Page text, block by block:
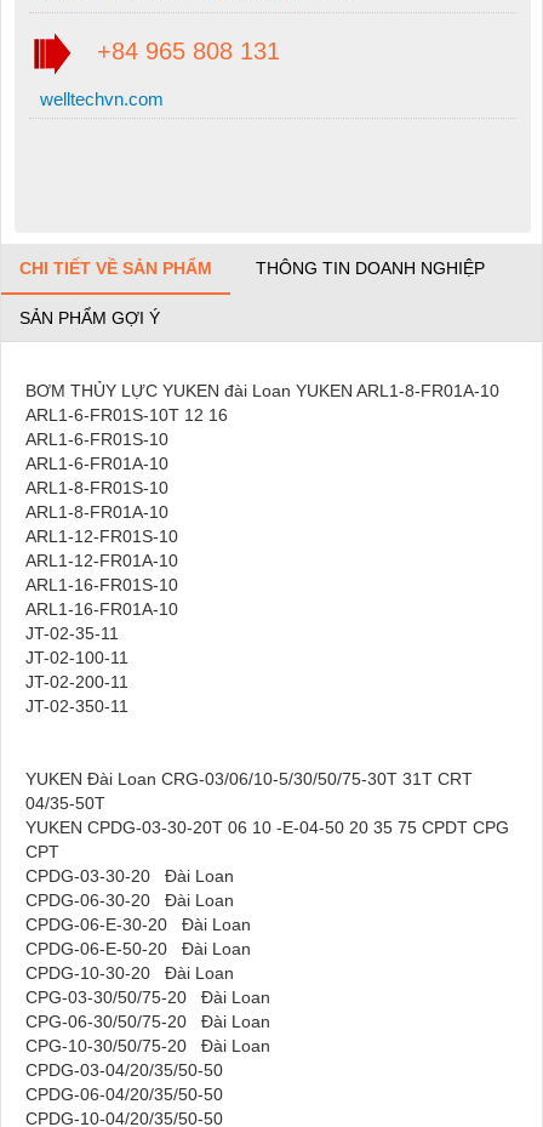
+84 965 808 131
welltechvn.com
CHI TIẾT VỀ SẢN PHẨM THÔNG TIN DOANH NGHIỆP
SẢN PHẨM GỢI Ý
BƠM THỦY LỰC YUKEN đài Loan YUKEN ARL1-8-FR01A-10
ARL1-6-FR01S-10T 12 16
ARL1-6-FR01S-10
ARL1-6-FR01A-10
ARL1-8-FR01S-10
ARL1-8-FR01A-10
ARL1-12-FR01S-10
ARL1-12-FR01A-10
ARL1-16-FR01S-10
ARL1-16-FR01A-10
JT-02-35-11
JT-02-100-11
JT-02-200-11
JT-02-350-11
YUKEN Đài Loan CRG-03/06/10-5/30/50/75-30T 31T CRT
04/35-50T
YUKEN CPDG-03-30-20T 06 10 -E-04-50 20 35 75 CPDT CPG
CPT
CPDG-03-30-20 Đài Loan
CPDG-06-30-20 Đài Loan
CPDG-06-E-30-20 Đài Loan
CPDG-06-E-50-20 Đài Loan
CPDG-10-30-20 Đài Loan
CPG-03-30/50/75-20 Đài Loan
CPG-06-30/50/75-20 Đài Loan
CPG-10-30/50/75-20 Đài Loan
CPDG-03-04/20/35/50-50
CPDG-06-04/20/35/50-50
CPDG-10-04/20/35/50-50